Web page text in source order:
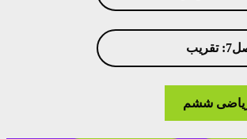
ششم